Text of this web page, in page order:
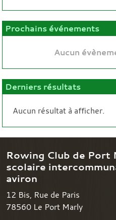
Prochains événements
Aucun
Derniers résultats
Aucun résultat à afficher.
Rowing Club de Port
scolaire
aviron
12 Bis, Rue de Paris
78560 Le Port Marly